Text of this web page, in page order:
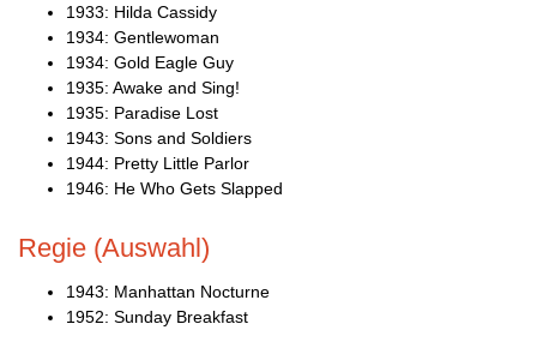
1933: Hilda Cassidy
1934: Gentlewoman
1934: Gold Eagle Guy
1935: Awake and Sing!
1935: Paradise Lost
1943: Sons and Soldiers
1944: Pretty Little Parlor
1946: He Who Gets Slapped
Regie (Auswahl)
1943: Manhattan Nocturne
1952: Sunday Breakfast